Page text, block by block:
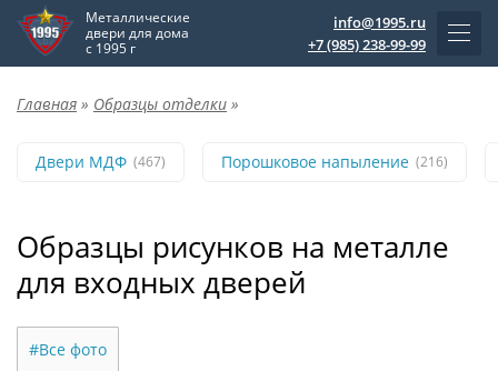
Металлические
двери для дома
с 1995 г
info@1995.ru
+7 (985) 238-99-99
Главная » Образцы отделки »
Двери МДФ (467) Порошковое напыление (216)
Образцы рисунков на металле
для входных дверей
#Все фото